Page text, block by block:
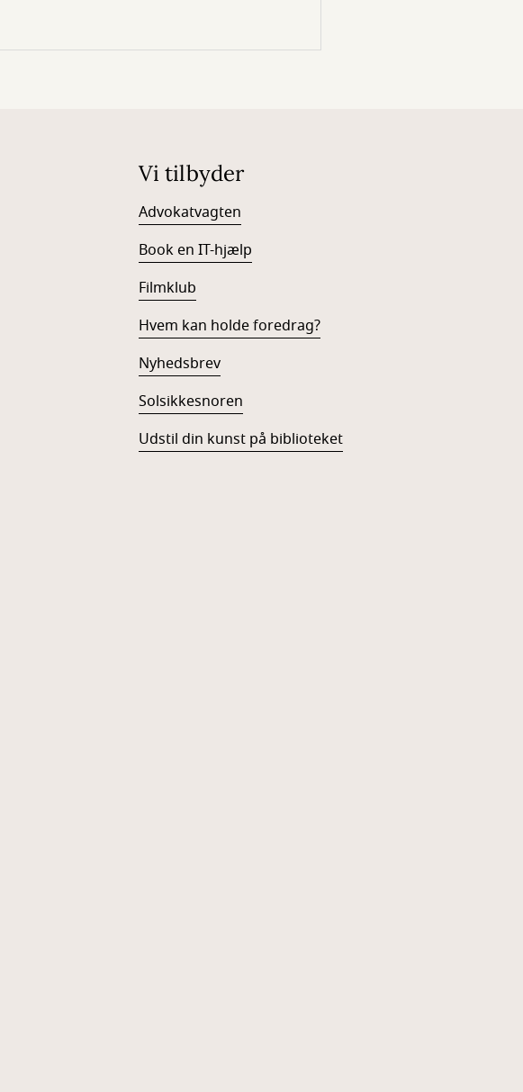
Vi tilbyder
Advokatvagten
Book en IT-hjælp
Filmklub
Hvem kan holde foredrag?
Nyhedsbrev
Solsikkesnoren
Udstil din kunst på biblioteket